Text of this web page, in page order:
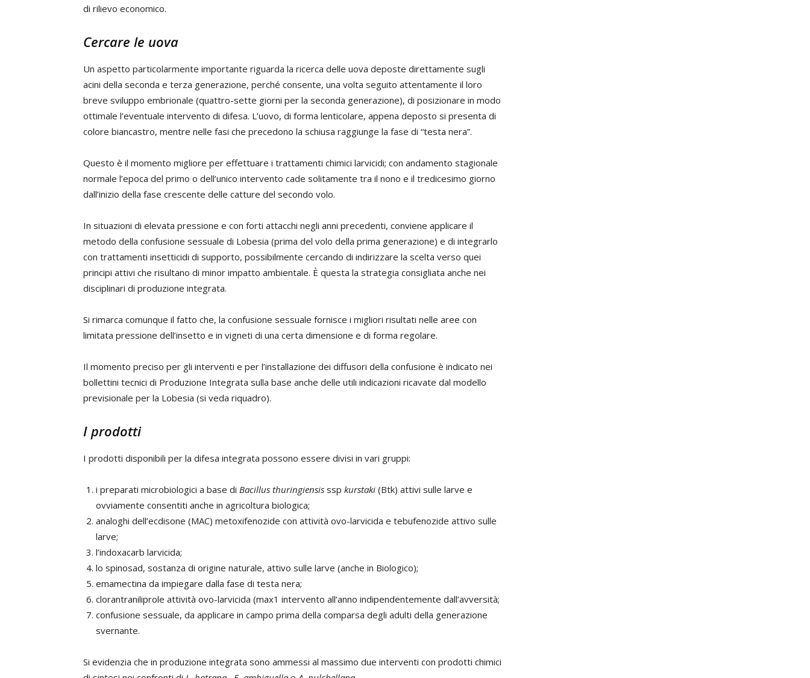
di rilievo economico.
Cercare le uova
Un aspetto particolarmente importante riguarda la ricerca delle uova deposte direttamente sugli
acini della seconda e terza generazione, perché consente, una volta seguito attentamente il loro
breve sviluppo embrionale (quattro-sette giorni per la seconda generazione), di posizionare in modo
ottimale l’eventuale intervento di difesa. L’uovo, di forma lenticolare, appena deposto si presenta di
colore biancastro, mentre nelle fasi che precedono la schiusa raggiunge la fase di “testa nera”.
Questo è il momento migliore per effettuare i trattamenti chimici larvicidi; con andamento stagionale
normale l’epoca del primo o dell’unico intervento cade solitamente tra il nono e il tredicesimo giorno
dall’inizio della fase crescente delle catture del secondo volo.
In situazioni di elevata pressione e con forti attacchi negli anni precedenti, conviene applicare il
metodo della confusione sessuale di Lobesia (prima del volo della prima generazione) e di integrarlo
con trattamenti insetticidi di supporto, possibilmente cercando di indirizzare la scelta verso quei
principi attivi che risultano di minor impatto ambientale. È questa la strategia consigliata anche nei
disciplinari di produzione integrata.
Si rimarca comunque il fatto che, la confusione sessuale fornisce i migliori risultati nelle aree con
limitata pressione dell’insetto e in vigneti di una certa dimensione e di forma regolare.
Il momento preciso per gli interventi e per l’installazione dei diffusori della confusione è indicato nei
bollettini tecnici di Produzione Integrata sulla base anche delle utili indicazioni ricavate dal modello
previsionale per la Lobesia (si veda riquadro).
I prodotti
I prodotti disponibili per la difesa integrata possono essere divisi in vari gruppi:
i preparati microbiologici a base di Bacillus thuringiensis ssp kurstaki (Btk) attivi sulle larve e
ovviamente consentiti anche in agricoltura biologica;
analoghi dell’ecdisone (MAC) metoxifenozide con attività ovo-larvicida e tebufenozide attivo sulle
larve;
l’indoxacarb larvicida;
lo spinosad, sostanza di origine naturale, attivo sulle larve (anche in Biologico);
emamectina da impiegare dalla fase di testa nera;
clorantraniliprole attività ovo-larvicida (max1 intervento all’anno indipendentemente dall’avversità;
confusione sessuale, da applicare in campo prima della comparsa degli adulti della generazione
svernante.
Si evidenzia che in produzione integrata sono ammessi al massimo due interventi con prodotti chimici